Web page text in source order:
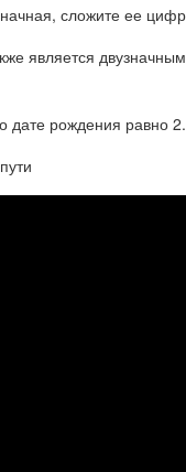
сложите ее
является
дате рождения равно 2.